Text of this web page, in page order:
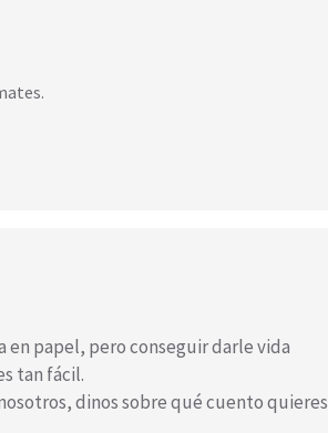
en papel, pero conseguir darle vida
tan fácil.
dinos sobre qué cuento quieres